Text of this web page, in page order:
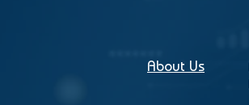
About Us